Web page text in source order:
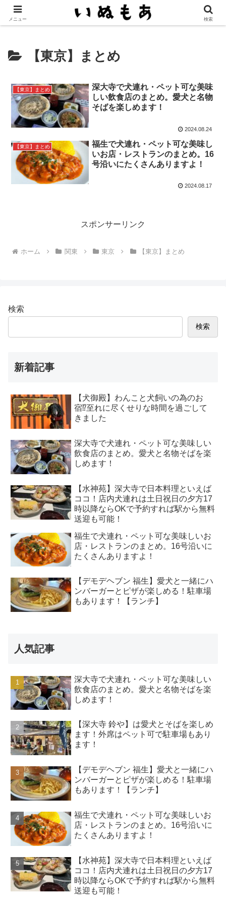
もっと愛犬とお出かけしたくなるメディア
【東京】まとめ
【東京】まとめ
深大寺で犬連れ・ペット可な美味
しい飲食店のまとめ。愛犬と名物
そばを楽しめます！
2024.08.24
【東京】まとめ
福生で犬連れ・ペット可な美味し
いお店・レストランのまとめ。16
号沿いにたくさんありますよ！
2024.08.17
スポンサーリンク
ホーム 関東 東京 【東京】まとめ
検索
検索
新着記事
【犬御殿】わんこと犬飼いの為のお
宿⁉至れに尽くせりな時間を過ごして
きました
深大寺で犬連れ・ペット可な美味しい
飲食店のまとめ。愛犬と名物そばを楽
しめます！
【水神苑】深大寺で日本料理といえば
ココ！店内犬連れは土日祝日の夕方17
時以降ならOKで予約すれば駅から無料
送迎も可能！
福生で犬連れ・ペット可な美味しいお
店・レストランのまとめ。16号沿いに
たくさんありますよ！
【デモデヘブン 福生】愛犬と一緒にハ
ンバーガーとピザが楽しめる！駐車場
もあります！【ランチ】
人気記事
深大寺で犬連れ・ペット可な美味しい
飲食店のまとめ。愛犬と名物そばを楽
しめます！
【深大寺 鈴や】は愛犬とそばを楽しめ
ます！外席はペット可で駐車場もあり
ます！
【デモデヘブン 福生】愛犬と一緒にハ
ンバーガーとピザが楽しめる！駐車場
もあります！【ランチ】
福生で犬連れ・ペット可な美味しいお
店・レストランのまとめ。16号沿いに
たくさんありますよ！
【水神苑】深大寺で日本料理といえば
ココ！店内犬連れは土日祝日の夕方17
時以降ならOKで予約すれば駅から無料
送迎も可能！
メニュー 検索